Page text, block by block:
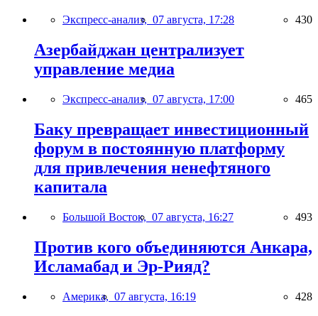
Экспресс-анализ, 07 августа, 17:28 430
Азербайджан централизует
управление медиа
Экспресс-анализ, 07 августа, 17:00 465
Баку превращает инвестиционный
форум в постоянную платформу
для привлечения ненефтяного
капитала
Большой Восток, 07 августа, 16:27 493
Против кого объединяются Анкара,
Исламабад и Эр-Рияд?
Америка, 07 августа, 16:19 428